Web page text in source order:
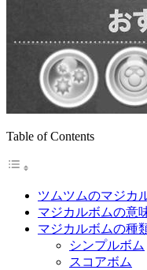
Table of Contents
ツムツムのマジカ
マジカルボムの意
マジカルボムの種
シンプルボム
スコアボム